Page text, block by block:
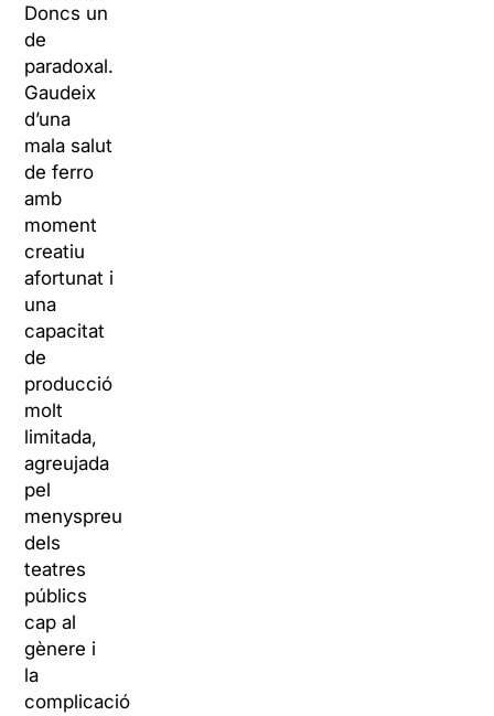
Doncs un
de
paradoxal.
Gaudeix
d’una
mala salut
de ferro
amb
moment
creatiu
afortunat i
una
capacitat
de
producció
molt
limitada,
agreujada
pel
menyspreu
dels
teatres
públics
cap al
gènere i
la
complicació